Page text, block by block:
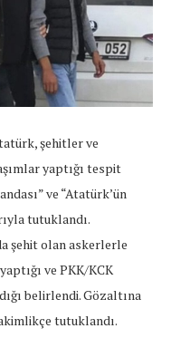
şehitler ve
yaptığı tespit
ve “Atatürk’ün
tutuklandı.
şehit olan askerlerle
ve PKK/KCK
belirlendi. Gözaltına
tutuklandı.